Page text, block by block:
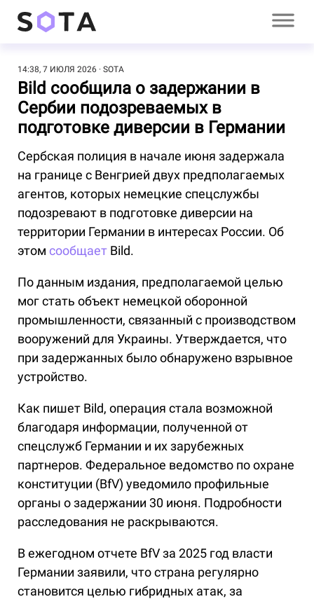
14:38, 7 ИЮЛЯ 2026 SOTA
Bild сообщила о задержании в
Сербии подозреваемых в
подготовке диверсии в Германии
Сербская полиция в начале июня задержала
на границе с Венгрией двух предполагаемых
агентов, которых немецкие спецслужбы
подозревают в подготовке диверсии на
территории Германии в интересах России. Об
этом сообщает Bild.
По данным издания, предполагаемой целью
мог стать объект немецкой оборонной
промышленности, связанный с производством
вооружений для Украины. Утверждается, что
при задержанных было обнаружено взрывное
устройство.
Как пишет Bild, операция стала возможной
благодаря информации, полученной от
спецслужб Германии и их зарубежных
партнеров. Федеральное ведомство по охране
конституции (BfV) уведомило профильные
органы о задержании 30 июня. Подробности
расследования не раскрываются.
В ежегодном отчете BfV за 2025 год власти
Германии заявили, что страна регулярно
становится целью гибридных атак, за